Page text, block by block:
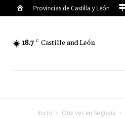
InicioProvincias de Castilla y León
18.7 C Castille and León
Inicio Que ver en Segovia